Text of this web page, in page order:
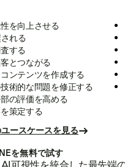
を向上させる
れる
する
とつながる
ンテンツを作成する
術的な問題を修正する
の評価を高める
策定する
ースケースを見る
を無料で試す
可視性を統合した最先端